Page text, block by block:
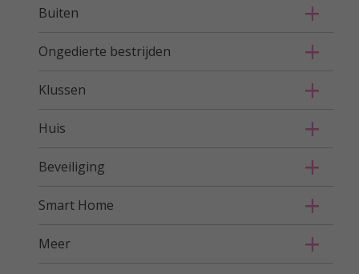
Buiten
Ongedierte bestrijden
Klussen
Huis
Beveiliging
Smart Home
Meer